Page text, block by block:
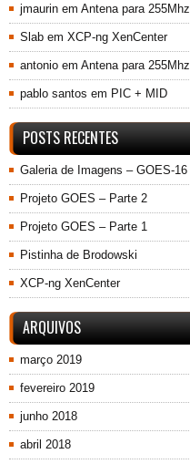
jmaurin em Antena para 255Mhz
Slab em XCP-ng XenCenter
antonio em Antena para 255Mhz
pablo santos em PIC + MID
POSTS RECENTES
Galeria de Imagens – GOES-16
Projeto GOES – Parte 2
Projeto GOES – Parte 1
Pistinha de Brodowski
XCP-ng XenCenter
ARQUIVOS
março 2019
fevereiro 2019
junho 2018
abril 2018